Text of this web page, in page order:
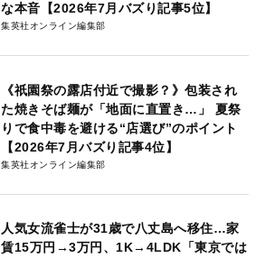
な本音【2026年7月バズり記事5位】
集英社オンライン編集部
《祇園祭の露店付近で撮影？》包装され
た焼きそば麺が「地面に直置き…」 夏祭
りで食中毒を避ける“店選び”のポイント
【2026年7月バズり記事4位】
集英社オンライン編集部
人気女流雀士が31歳で八丈島へ移住…家
賃15万円→3万円、1K→4LDK「東京では